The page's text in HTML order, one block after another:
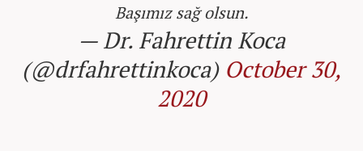
Başımız sağ olsun.
— Dr. Fahrettin Koca
(@drfahrettinkoca) October 30,
2020